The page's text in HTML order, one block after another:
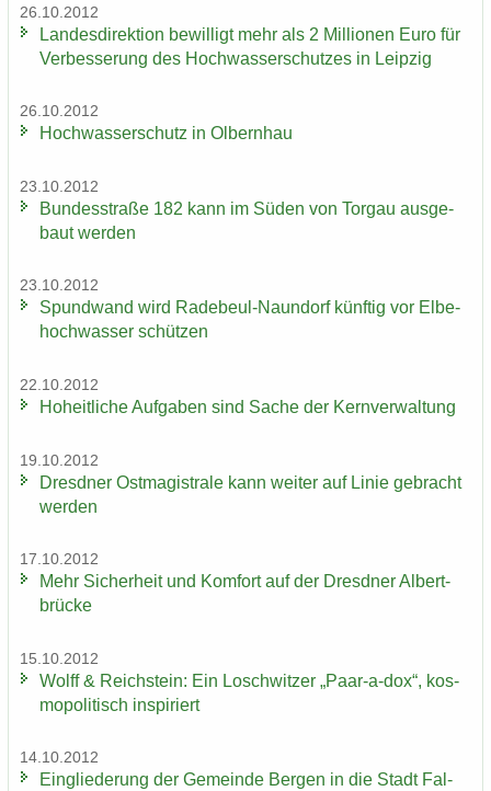
26.10.2012
Lan­des­di­rek­ti­on be­wil­ligt mehr als 2 Mil­lio­nen Euro für
Ver­bes­se­rung des Hoch­was­ser­schut­zes in Leip­zig
26.10.2012
Hoch­was­ser­schutz in Ol­bern­hau
23.10.2012
Bun­des­stra­ße 182 kann im Süden von Tor­gau aus­ge­
baut wer­den
23.10.2012
Spund­wand wird Radebeul-​Naundorf künf­tig vor El­be­
hoch­was­ser schüt­zen
22.10.2012
Ho­heit­li­che Auf­ga­ben sind Sache der Kern­ver­wal­tung
19.10.2012
Dresd­ner Ost­ma­gis­tra­le kann wei­ter auf Linie ge­bracht
wer­den
17.10.2012
Mehr Si­cher­heit und Kom­fort auf der Dresd­ner Al­bert­
brü­cke
15.10.2012
Wolff & Reichs­tein: Ein Losch­wit­zer „Paar-​a-dox“, kos­
mo­po­li­tisch in­spi­riert
14.10.2012
Ein­glie­de­rung der Ge­mein­de Ber­gen in die Stadt Fal­